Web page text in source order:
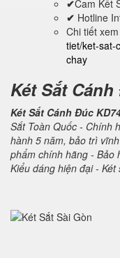
✔Cam Kết
✔ Hotline
Chi tiết
tiet/ket-sat-
chay
Két Sắt
Két Sắt Cánh Đúc
Sắt Toàn Quốc - Chính
hành 5 năm, bảo trì
phẩm chính hãng - Bảo
Kiểu dáng hiện đại - Két